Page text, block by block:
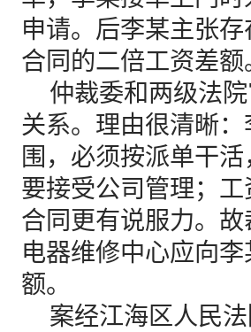
申请。后李某主张
合同的二倍工资差额
仲裁委和两级法院
关系。理由很清晰
围，必须按派单干
要接受公司管理；
合同更有说服力。
电器维修中心应向
额。
案经江海区人民法